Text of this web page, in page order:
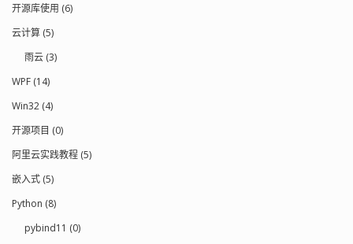
开源库使用 (6)
云计算 (5)
雨云 (3)
WPF (14)
Win32 (4)
开源项目 (0)
阿里云实践教程 (5)
嵌入式 (5)
Python (8)
pybind11 (0)